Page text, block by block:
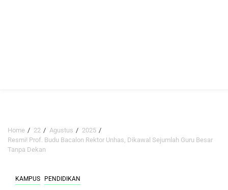
Home 22 Agustus
2025
Resmi! Prof. Budu Bacalon Rektor Unhas, Dikawal Sejumlah Guru Besar
Tanpa Dekan
KAMPUS PENDIDIKAN